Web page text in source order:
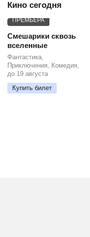
Кино сегодня
ПРЕМЬЕРА
Смешарики сквозь
вселенные
Фантастика,
Приключения, Комедия,
до 19 августа
Купить билет